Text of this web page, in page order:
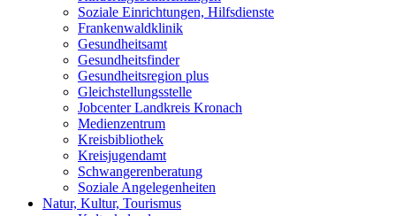
Soziale Einrichtungen, Hilfsdienste
Frankenwaldklinik
Gesundheitsamt
Gesundheitsfinder
Gesundheitsregion plus
Gleichstellungsstelle
Jobcenter Landkreis Kronach
Medienzentrum
Kreisbibliothek
Kreisjugendamt
Schwangerenberatung
Soziale Angelegenheiten
Natur, Kultur, Tourismus